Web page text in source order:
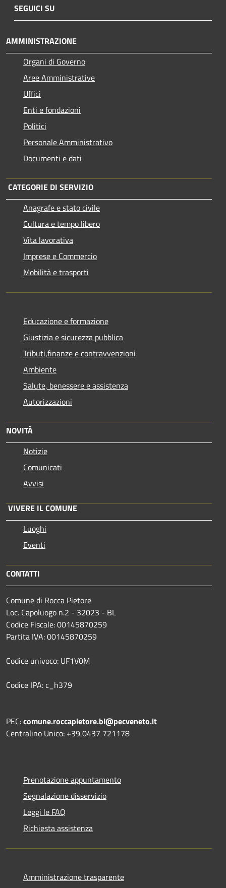
SEGUICI SU
AMMINISTRAZIONE
Organi di Governo
Aree Amministrative
Uffici
Enti e fondazioni
Politici
Personale Amministrativo
Documenti e dati
CATEGORIE DI SERVIZIO
Anagrafe e stato civile
Cultura e tempo libero
Vita lavorativa
Imprese e Commercio
Mobilità e trasporti
Educazione e formazione
Giustizia e sicurezza pubblica
Tributi,finanze e contravvenzioni
Ambiente
Salute, benessere e assistenza
Autorizzazioni
NOVITÀ
Notizie
Comunicati
Avvisi
VIVERE IL COMUNE
Luoghi
Eventi
CONTATTI
Comune di Rocca Pietore
Loc. Capoluogo n.2 - 32023 - BL
Codice Fiscale: 00145870259
Partita IVA: 00145870259
Codice univoco: UF1V0M
Codice IPA: c_h379
PEC:comune.roccapietore.bl@pecveneto.it
Centralino Unico: +39 0437 721178
Prenotazione appuntamento
Segnalazione disservizio
Leggi le FAQ
Richiesta assistenza
Amministrazione trasparente